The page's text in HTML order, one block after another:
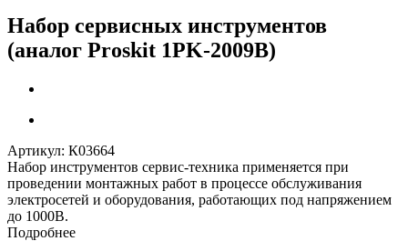
Набор сервисных инструментов
(аналог Proskit 1PK-2009B)
Артикул: К03664
Набор инструментов сервис-техника применяется при
проведении монтажных работ в процессе обслуживания
электросетей и оборудования, работающих под напряжением
до 1000В.
Подробнее